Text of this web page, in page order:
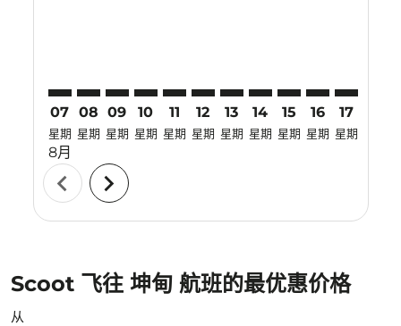
07
星期
8月
08
星期
09
星期
10
星期
11
星期
12
星期
13
星期
14
星期
15
星期
16
星期
17
星期
chevron_left chevron_right
Scoot 飞往 坤甸 航班的最优惠价格
从